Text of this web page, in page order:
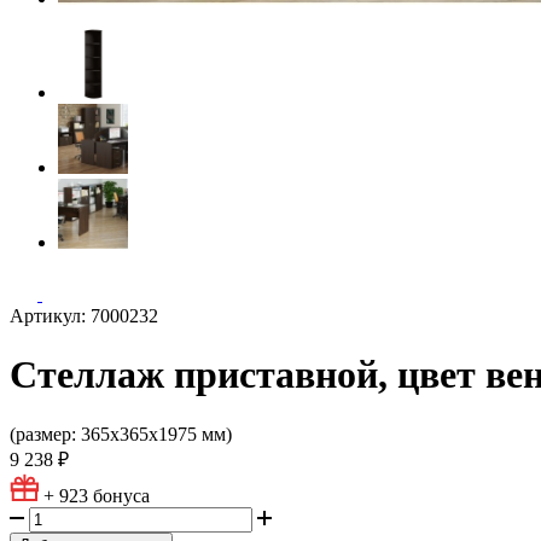
Артикул: 7000232
Стеллаж приставной, цвет
(размер: 365х365х1975 мм)
9 238 ₽
+ 923 бонуса